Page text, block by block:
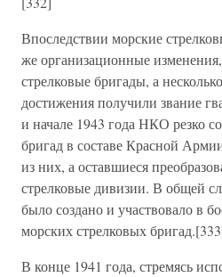
Впоследствии морские
же организационные
стрелковые бригады, а
достижения получили звание
и начале 1943 года НКО резко
бригад в составе Красной
из них, а оставшиеся
стрелковые дивизии. В общей
было создано и участвовало в
морских стрелковых
В конце 1941 года, стремясь